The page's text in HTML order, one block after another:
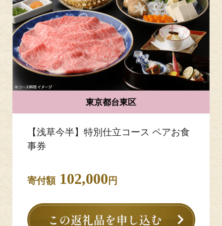
東京都台東区
【浅草今半】特別仕立コース ペアお食
事券
寄付額102,000 円